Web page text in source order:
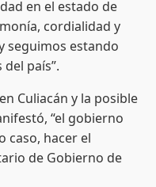
en el estado de
cordialidad y
seguimos estando
país”.
y la posible
“el gobierno
caso, hacer el
de Gobierno de